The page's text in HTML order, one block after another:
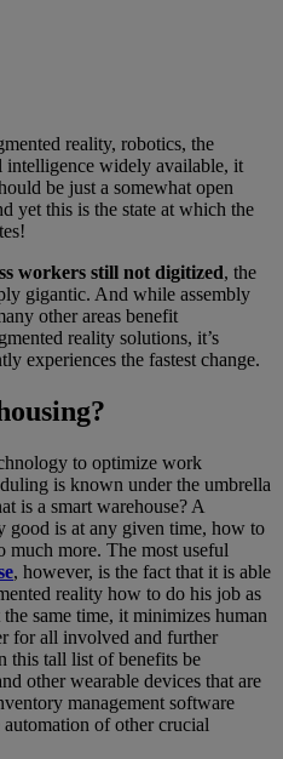
reality, robotics, the
widely available, it
be just a somewhat open
yet this is the state at which the
workers still not digitized, the
gigantic. And while assembly
other areas benefit
reality solutions, it’s
experiences the fastest change.
to optimize work
is known under the umbrella
is a smart warehouse? A
good is at any given time, how to
much more. The most useful
, however, is the fact that it is able
reality how to do his job as
same time, it minimizes human
for all involved and further
this tall list of benefits be
other wearable devices that are
management software
automation of other crucial